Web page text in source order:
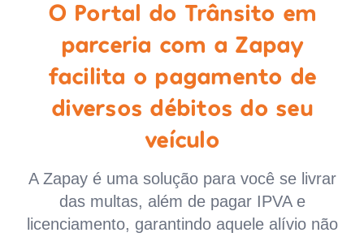
O Portal do Trânsito em
parceria com a Zapay
facilita o pagamento de
diversos débitos do seu
veículo
A Zapay é uma solução para você se livrar
das multas, além de pagar IPVA e
licenciamento, garantindo aquele alívio não